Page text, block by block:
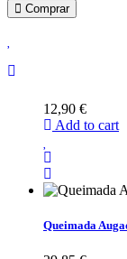
Comprar
12,90 €
Add to cart
Queimada